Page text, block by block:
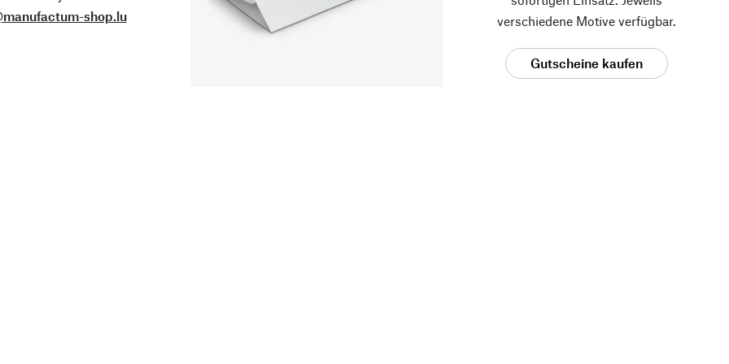
shop.lu
verschiedene Motive verfügbar.
Gutscheine kaufen